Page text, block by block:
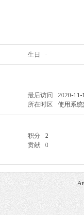
生日 -
最后访问
2020-11-
所在时区 使用系
积分
2
贡献 0